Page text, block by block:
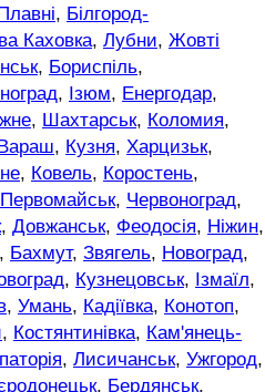
, Білгород-
Каховка, Лубни, Жовті
, Бориспіль,
, Ізюм, Енергодар,
, Шахтарськ, Коломия,
Вараш, Кузня, Харцизьк,
, Ковель, Коростень,
Первомайськ, Червоноград,
, Довжанськ, Феодосія, Ніжин,
, Бахмут, Звягель, Новоград,
, Кузнецовськ, Ізмаїл,
, Умань, Кадіївка, Конотоп,
, Костянтинівка, Кам'янець-
, Лисичанськ, Ужгород,
, Бердянськ,